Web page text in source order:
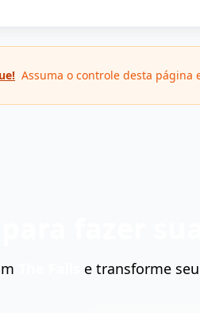
Assuma o controle desta página
e transforme